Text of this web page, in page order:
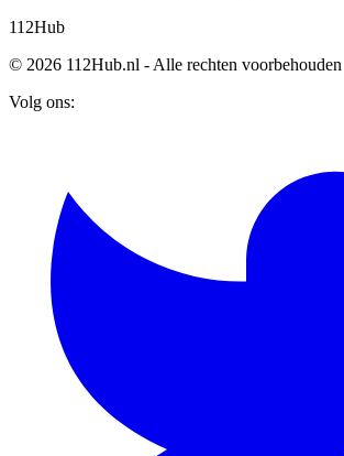
112Hub
© 2026 112Hub.nl - Alle rechten voorbehouden
Volg ons: